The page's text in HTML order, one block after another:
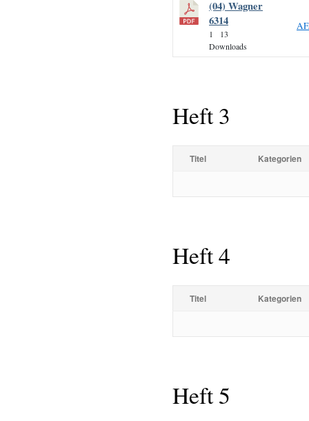
(04) Wagner
6314
1
13
Downloads
Heft 3
Titel Kategorien
Heft 4
Titel Kategorien
Heft 5